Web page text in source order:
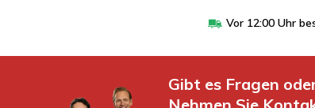
Vor 12:00 Uhr
Gibt es Fragen